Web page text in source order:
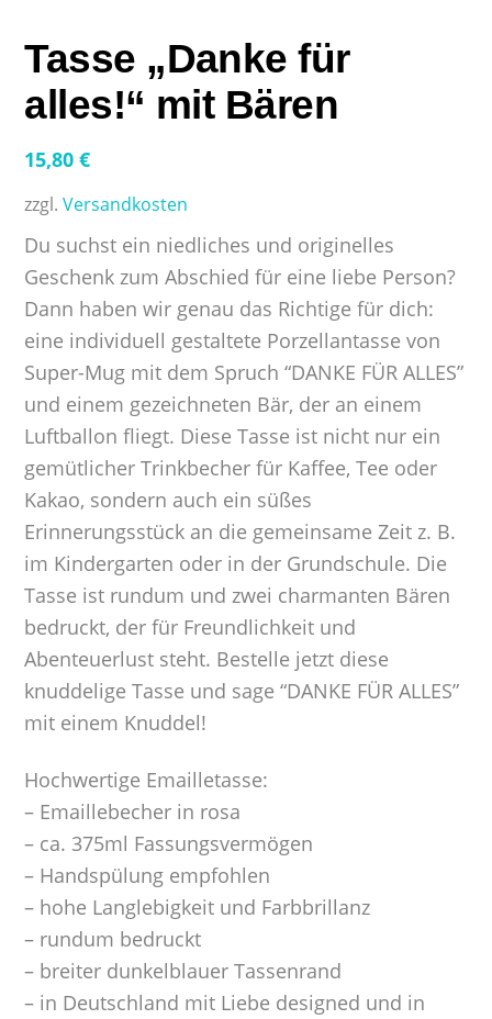
Tasse „Danke für
alles!“ mit Bären
15,80€
zzgl.Versandkosten
Du suchst ein niedliches und originelles
Geschenk zum Abschied für eine liebe Person?
Dann haben wir genau das Richtige für dich:
eine individuell gestaltete Porzellantasse von
Super-Mug mit dem Spruch “DANKE FÜR ALLES”
und einem gezeichneten Bär, der an einem
Luftballon fliegt. Diese Tasse ist nicht nur ein
gemütlicher Trinkbecher für Kaffee, Tee oder
Kakao, sondern auch ein süßes
Erinnerungsstück an die gemeinsame Zeit z. B.
im Kindergarten oder in der Grundschule. Die
Tasse ist rundum und zwei charmanten Bären
bedruckt, der für Freundlichkeit und
Abenteuerlust steht. Bestelle jetzt diese
knuddelige Tasse und sage “DANKE FÜR ALLES”
mit einem Knuddel!
Hochwertige Emailletasse:
– Emaillebecher in rosa
– ca. 375ml Fassungsvermögen
– Handspülung empfohlen
– hohe Langlebigkeit und Farbbrillanz
– rundum bedruckt
– breiter dunkelblauer Tassenrand
– in Deutschland mit Liebe designed und in